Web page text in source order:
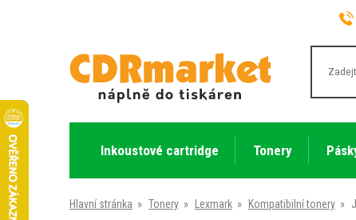
Inkoustové cartridge Tonery
Hlavní stránka » Tonery » Lexmark » Kompatibilní tonery »